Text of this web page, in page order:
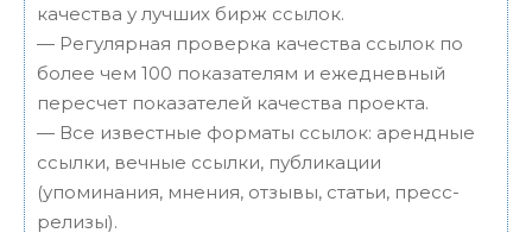
качества у лучших бирж ссылок.
— Регулярная проверка качества ссылок по
более чем 100 показателям и ежедневный
пересчет показателей качества проекта.
— Все известные форматы ссылок: арендные
ссылки, вечные ссылки, публикации
(упоминания, мнения, отзывы, статьи, пресс-
релизы).